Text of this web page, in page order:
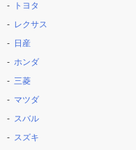
トヨタ
レクサス
日産
ホンダ
三菱
マツダ
スバル
スズキ